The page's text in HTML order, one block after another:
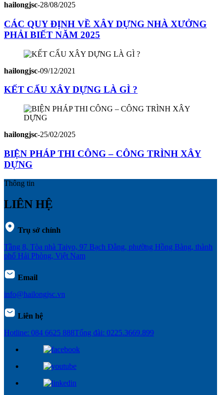
hailongjsc-28/08/2025
CÁC QUY ĐỊNH VỀ XÂY DỰNG NHÀ XƯỞNG
PHẢI BIẾT NĂM 2025
hailongjsc-09/12/2021
KẾT CẤU XÂY DỰNG LÀ GÌ ?
hailongjsc-25/02/2025
BIỆN PHÁP THI CÔNG – CÔNG TRÌNH XÂY
DỰNG
Thông tin
LIÊN HỆ
Trụ sở chính
Tầng 8, Tòa nhà Taiyo, 97 Bạch Đằng, phường Hồng Bàng, thành
phố Hải Phòng, Việt Nam
Email
info@hailongjsc.vn
Liên hệ
Hotline: 084 6625 888Tổng đài: 0225.3669.899